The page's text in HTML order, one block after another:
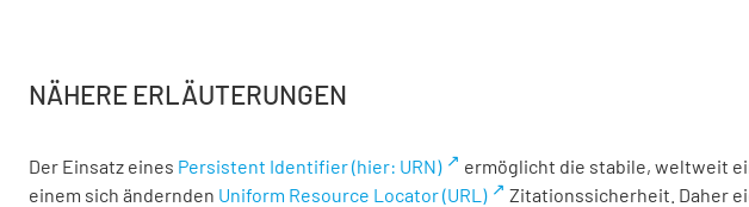
NÄHERE ERLÄUTERUNGEN
Der Einsatz eines Persistent Identifier (hier: URN)
ermöglicht die stabile, weltweit
einem sich ändernden Uniform Resource Locator (URL) Zitationssicherheit. Daher